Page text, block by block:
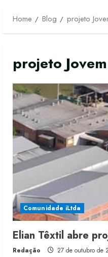
Home
Blog projeto
projeto
Comunidade iLtda
Elian Têxtil abre
Redação 27 de outubro de
Fakini
receita
4 de